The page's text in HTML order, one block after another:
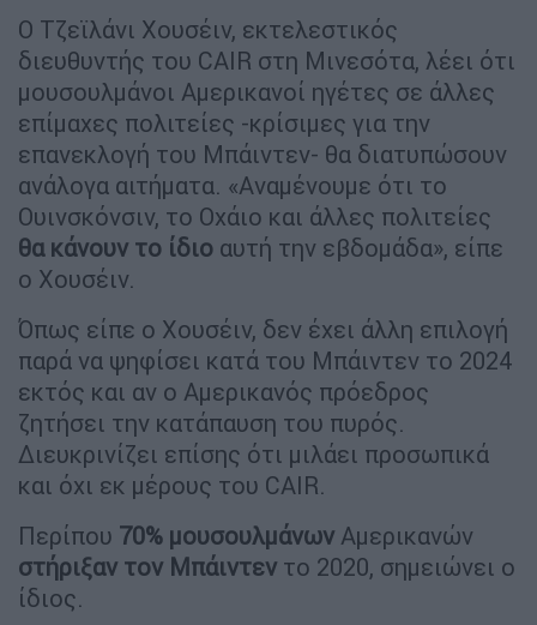
Ο Τζεϊλάνι Χουσέιν, εκτελεστικός
διευθυντής του CAIR στη Μινεσότα, λέει ότι
μουσουλμάνοι Αμερικανοί ηγέτες σε άλλες
επίμαχες πολιτείες -κρίσιμες για την
επανεκλογή του Μπάιντεν- θα διατυπώσουν
ανάλογα αιτήματα. «Αναμένουμε ότι το
Ουινσκόνσιν, το Οχάιο και άλλες πολιτείες
θα κάνουν το ίδιο αυτή την εβδομάδα», είπε
ο Χουσέιν.
Όπως είπε ο Χουσέιν, δεν έχει άλλη επιλογή
παρά να ψηφίσει κατά του Μπάιντεν το 2024
εκτός και αν ο Αμερικανός πρόεδρος
ζητήσει την κατάπαυση του πυρός.
Διευκρινίζει επίσης ότι μιλάει προσωπικά
και όχι εκ μέρους του CAIR.
Περίπου 70% μουσουλμάνων Αμερικανών
στήριξαν τον Μπάιντεν το 2020, σημειώνει ο
ίδιος.